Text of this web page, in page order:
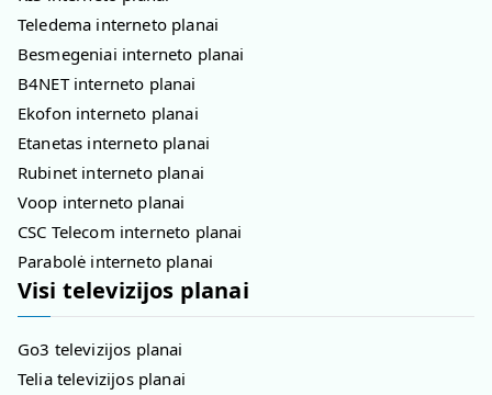
Teledema interneto planai
Besmegeniai interneto planai
B4NET interneto planai
Ekofon interneto planai
Etanetas interneto planai
Rubinet interneto planai
Voop interneto planai
CSC Telecom interneto planai
Parabolė interneto planai
Visi televizijos planai
Go3 televizijos planai
Telia televizijos planai